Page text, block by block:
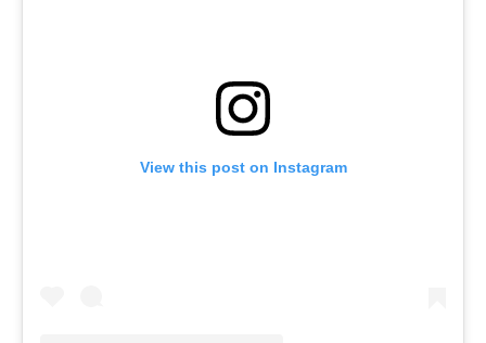
View this post on Instagram